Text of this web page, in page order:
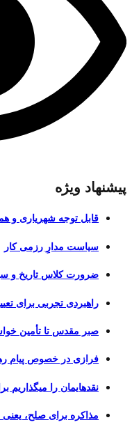
پیشنهاد ویژه
قابل توجه شهریاری و
سیاست مدارِ رزمی کار
ضرورت کلاس تاریخ و
راهبردی تجربی برای
صبر مقدس تا تأمین
فرازی در خصوص پیام
نقدهایمان را
مذاکره برای صلح، یعنی